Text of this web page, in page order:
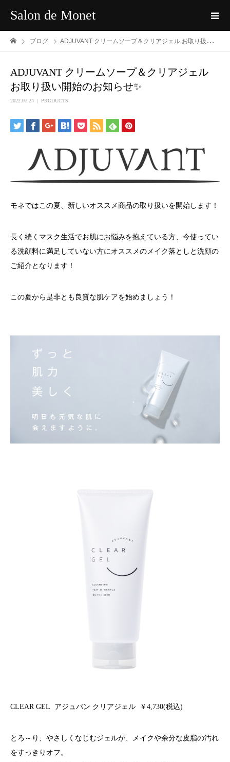
Salon de Monet
ブログ ADJUVANT クリームソープ＆クリアジェル お取り扱い開始のお知らせ✨
ADJUVANT クリームソープ＆クリアジェル
お取り扱い開始のお知らせ✨
2022.07.24 PRODUCTS
モネではこの夏、新しいオススメ商品の取り扱いを開始します！
長く続くマスク生活でお肌にお悩みを抱えている方、今使ってい
る洗顔料に満足していない方にオススメのメイク落としと洗顔の
ご紹介となります！
この夏から是非とも良質な肌ケアを始めましょう！
CLEAR GEL アジュバン クリアジェル ￥4,730(税込)
とろ～り、やさしくなじむジェルが、メイクや余分な皮脂の汚れ
をすっきりオフ。